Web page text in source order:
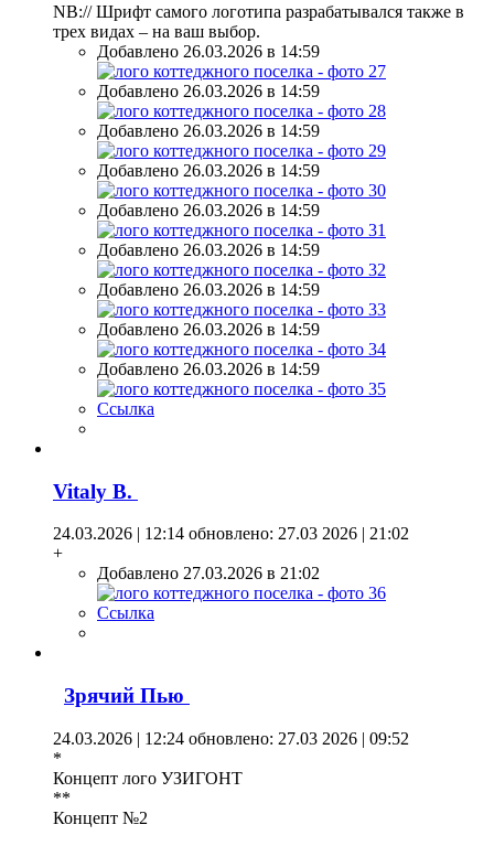
NB:// Шрифт самого логотипа разрабатывался также в
трех видах – на ваш выбор.
Добавлено 26.03.2026 в 14:59
Добавлено 26.03.2026 в 14:59
Добавлено 26.03.2026 в 14:59
Добавлено 26.03.2026 в 14:59
Добавлено 26.03.2026 в 14:59
Добавлено 26.03.2026 в 14:59
Добавлено 26.03.2026 в 14:59
Добавлено 26.03.2026 в 14:59
Добавлено 26.03.2026 в 14:59
Ссылка
Vitaly B.
24.03.2026 | 12:14 обновлено: 27.03 2026 | 21:02
+
Добавлено 27.03.2026 в 21:02
Ссылка
Зрячий Пью
24.03.2026 | 12:24 обновлено: 27.03 2026 | 09:52
*
Концепт лого УЗИГОНТ
**
Концепт №2